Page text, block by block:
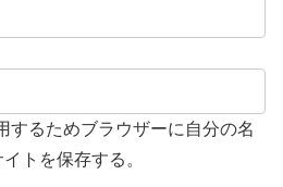
するためブラウザーに自分の名
トを保存する。